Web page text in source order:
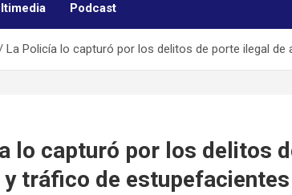
Podcast
La Policía lo capturó por los delitos de porte ilegal
lo capturó por los delitos
y tráfico de estupefacientes